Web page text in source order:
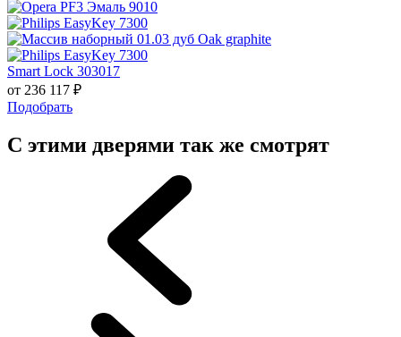
Smart Lock 303017
от 236 117 ₽
Подобрать
С этими дверями так же смотрят